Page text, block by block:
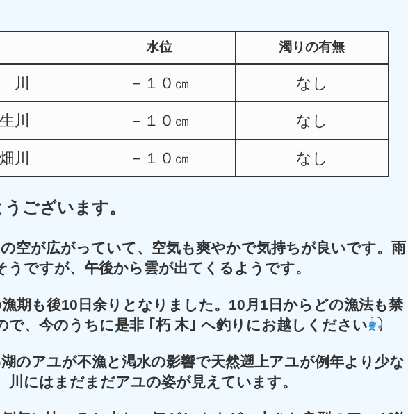
水位 濁りの有無
川 －１０㎝ なし
川 －１０㎝ なし
川 －１０㎝ なし
ございます。
空が広がっていて、空気も爽やかで気持ちが良いです。雨
うですが、午後から雲が出てくるようです。
期も後10日余りとなりました。 10月1日からどの漁法も禁
で、今のうちに是非 ｢朽 木｣ へ釣りにお越しください
のアユが不漁と渇水の影響で天然遡上アユが例年より少な
川にはまだまだアユの姿が見えています。